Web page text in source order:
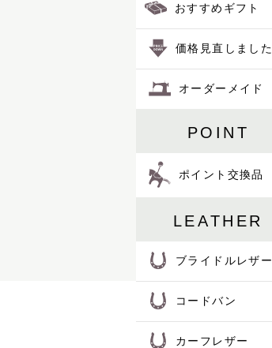
おすすめギフト
価格見直しました
オーダーメイド
POINT
ポイント交換品
LEATHER
ブライドルレザー
コードバン
カーフレザー